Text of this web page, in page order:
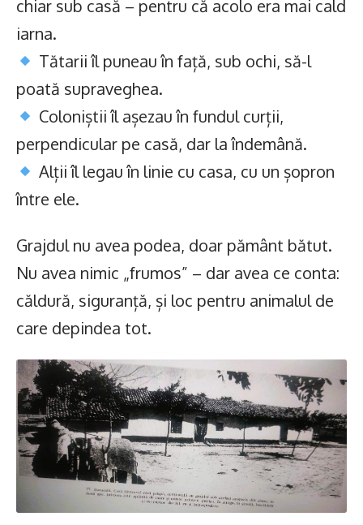
chiar sub casă – pentru că acolo era mai cald
iarna.
Tătarii îl puneau în față, sub ochi, să-l
poată supraveghea.
Coloniștii îl așezau în fundul curții,
perpendicular pe casă, dar la îndemână.
Alții îl legau în linie cu casa, cu un șopron
între ele.
Grajdul nu avea podea, doar pământ bătut.
Nu avea nimic „frumos” – dar avea ce conta:
căldură, siguranță, și loc pentru animalul de
care depindea tot.